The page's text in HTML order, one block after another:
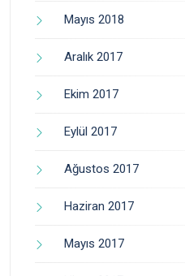
Mayıs 2018
Aralık 2017
Ekim 2017
Eylül 2017
Ağustos 2017
Haziran 2017
Mayıs 2017